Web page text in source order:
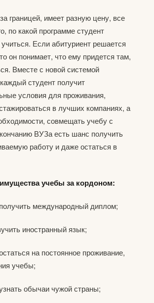
границей, имеет разную цену, все
по какой программе студент
Если абитуриент решается
он понимает, что ему придется там,
Вместе с новой системой
студент получит
условия для проживания,
в лучших компаниях, а
совмещать учебу с
ВУЗа есть шанс получить
работу и даже остаться в
учебы за кордоном:
международный диплом;
иностранный язык;
на постоянное проживание,
учебы;
обычаи чужой страны;